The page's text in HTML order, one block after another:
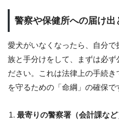
警察や保健所への届け出
愛犬がいなくなったら、自分
族と手分けをして、まずは必ず
ださい。これは法律上の手続
を守るための「命綱」の確保で
最寄りの警察署（会計課など